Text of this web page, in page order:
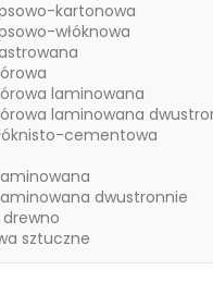
kartonowa
włóknowa
laminowana
laminowana
cementowa
dwustronnie
sztuczne